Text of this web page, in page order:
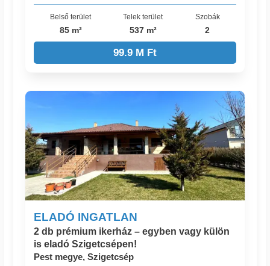
Belső terület
85 m²
Telek terület
537 m²
Szobák
2
99.9 M Ft
ELADÓ INGATLAN
2 db prémium ikerház – egyben vagy külön
is eladó Szigetcsépen!
Pest megye, Szigetcsép